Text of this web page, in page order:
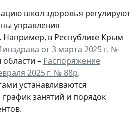
школ здоровья регулируют
управления
Например, в Республике Крым
от 3 марта 2025 г. №
области – Распоряжение
2025 г. № 88р.
устанавливаются
график занятий и порядок